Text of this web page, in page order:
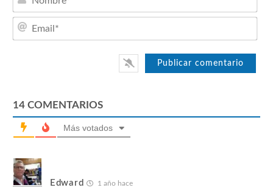
14 COMENTARIOS
Más votados
Edward 1 año hace